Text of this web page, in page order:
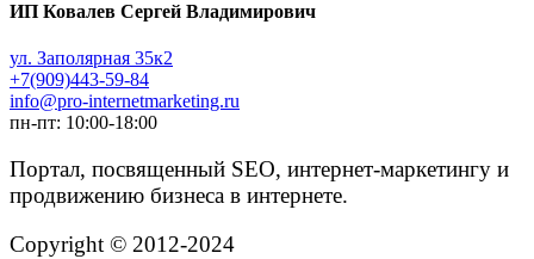
ИП Ковалев Сергей Владимирович
ул. Заполярная 35к2
+7(909)443-59-84
info@pro-internetmarketing.ru
пн-пт: 10:00-18:00
Портал, посвященный SEO, интернет-маркетингу и
продвижению бизнеса в интернете.
Copyright © 2012-2024